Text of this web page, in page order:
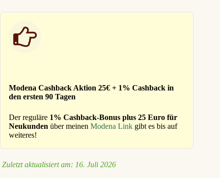
Modena Cashback Aktion 25€ + 1% Cashback in
den ersten 90 Tagen
Der reguläre 1% Cashback-Bonus plus 25 Euro für
Neukunden über meinen Modena Link gibt es bis auf
weiteres!
Zuletzt aktualisiert am: 16. Juli 2026